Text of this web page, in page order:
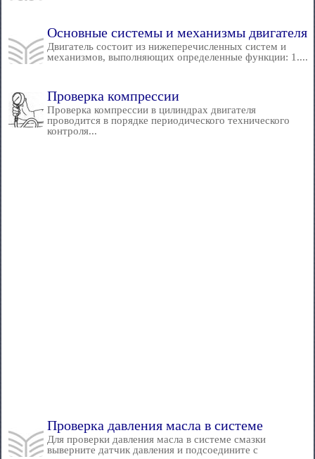
Основные системы и механизмы двигателя
Двигатель состоит из нижеперечисленных систем и
механизмов, выполняющих определенные функции: 1....
Проверка компрессии
Проверка компрессии в цилиндрах двигателя
проводится в порядке периодического технического
контроля...
Проверка давления масла в системе
Для проверки давления масла в системе смазки
выверните датчик давления и подсоедините с